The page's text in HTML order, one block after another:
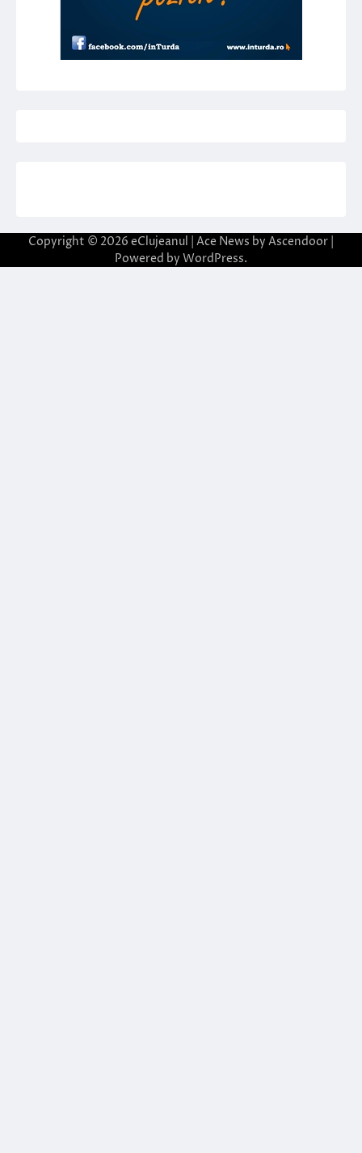
Copyright © 2026 eClujeanul | Ace News by Ascendoor
Powered by WordPress.